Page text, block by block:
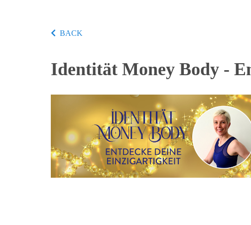
BACK
Identität Money Body -